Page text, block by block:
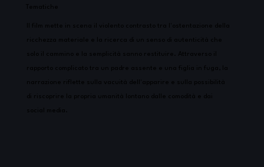
Tematiche
Il film mette in scena il violento contrasto tra l'ostentazione della
ricchezza materiale e la ricerca di un senso di autenticità che
solo il cammino e la semplicità sanno restituire. Attraverso il
rapporto complicato tra un padre assente e una figlia in fuga, la
narrazione riflette sulla vacuità dell'apparire e sulla possibilità
di riscoprire la propria umanità lontano dalle comodità e dai
social media.